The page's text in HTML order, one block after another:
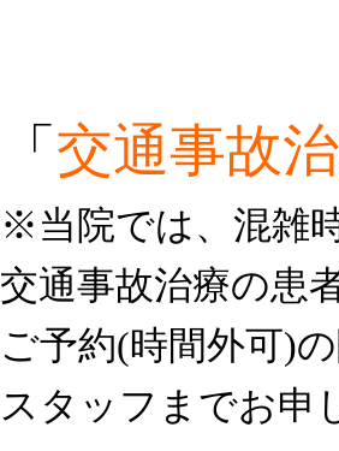
「 交通事故
※当院では、混雑
交通事故治療の患
ご予約(時間外可)
スタッフまでお申